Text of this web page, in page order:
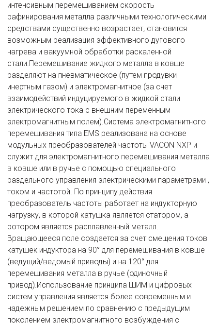
интенсивным перемешиванием скорость
рафинирования металла различными технологическими
средствами существенно возрастает, становится
возможным реализация эффективного дугового
нагрева и вакуумной обработки раскаленной
стали.Перемешивание жидкого металла в ковше
разделяют на пневматическое (путем продувки
инертным газом) и электромагнитное (за счет
взаимодействий индуцируемого в жидкой стали
электрического тока с внешним переменным
электромагнитным полем).Система электромагнитного
перемешивания типа EMS реализована на основе
модульных преобразователей частоты VACON NXP и
служит для электромагнитного перемешивания металла
в ковше или в ручье с помощью специального
раздельного управления электрическими параметрами ,
током и частотой. По принципу действия
преобразователь частоты работает на индукторную
нагрузку, в которой катушка является статором, а
ротором является расплавленный металл.
Вращающееся поле создается за счет смещения токов
катушек индуктора на 90° для перемешивания в ковше
(ведущий/ведомый приводы) и на 120° для
перемешивания металла в ручье (одиночный
привод).Использование принципа ШИМ и цифровых
систем управления является более современным и
надежным решением по сравнению с предыдущим
поколением электромагнитного возбуждения с